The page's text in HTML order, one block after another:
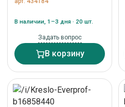
Черный арт. ZN-
В наличии, 1–3 дня · 20 шт.
Задать вопрос
В корзину